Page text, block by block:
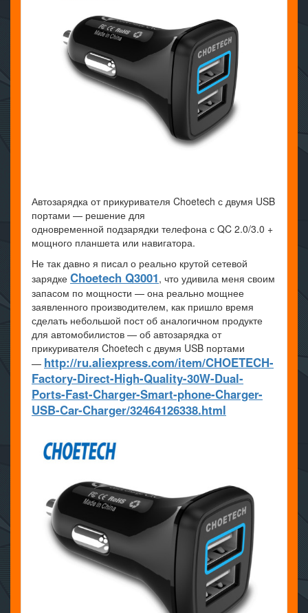
Автозарядка от прикуривателя Choetech с двумя USB
портами — решение для
одновременной подзарядки телефона с QC 2.0/3.0 +
мощного планшета или навигатора.
Не так давно я писал о реально крутой сетевой
зарядке Choetech Q3001, что удивила меня своим
запасом по мощности — она реально мощнее
заявленного производителем, как пришло время
сделать небольшой пост об аналогичном продукте
для автомобилистов — об автозарядка от
прикуривателя Choetech с двумя USB портами
— http://ru.aliexpress.com/item/CHOETECH-
Factory-Direct-High-Quality-30W-Dual-
Ports-Fast-Charger-Smart-phone-Charger-
USB-Car-Charger/32464126338.html